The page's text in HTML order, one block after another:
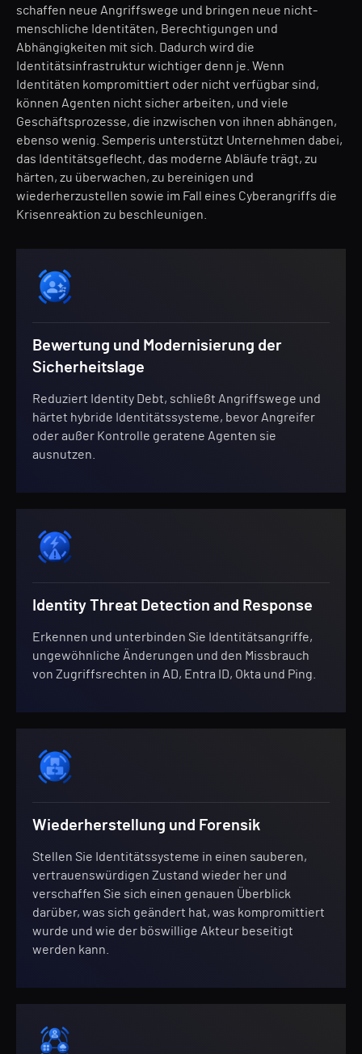
schaffen neue Angriffswege und bringen neue nicht-
menschliche Identitäten, Berechtigungen und
Abhängigkeiten mit sich. Dadurch wird die
Identitätsinfrastruktur wichtiger denn je. Wenn
Identitäten kompromittiert oder nicht verfügbar sind,
können Agenten nicht sicher arbeiten, und viele
Geschäftsprozesse, die inzwischen von ihnen abhängen,
ebenso wenig. Semperis unterstützt Unternehmen dabei,
das Identitätsgeflecht, das moderne Abläufe trägt, zu
härten, zu überwachen, zu bereinigen und
wiederherzustellen sowie im Fall eines Cyberangriffs die
Krisenreaktion zu beschleunigen.
Bewertung und Modernisierung der
Sicherheitslage
Reduziert Identity Debt, schließt Angriffswege und
härtet hybride Identitätssysteme, bevor Angreifer
oder außer Kontrolle geratene Agenten sie
ausnutzen.
Identity Threat Detection and Response
Erkennen und unterbinden Sie Identitätsangriffe,
ungewöhnliche Änderungen und den Missbrauch
von Zugriffsrechten in AD, Entra ID, Okta und Ping.
Wiederherstellung und Forensik
Stellen Sie Identitätssysteme in einen sauberen,
vertrauenswürdigen Zustand wieder her und
verschaffen Sie sich einen genauen Überblick
darüber, was sich geändert hat, was kompromittiert
wurde und wie der böswillige Akteur beseitigt
werden kann.